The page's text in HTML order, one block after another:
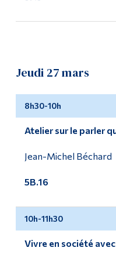
Jeudi 27 mars
8h30-10h
Atelier sur le parler
Jean-Michel Béchard
5B.16
10h-11h30
Vivre en société